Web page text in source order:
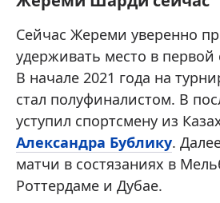
Сейчас Жереми уверенно
удерживать место в первой
В начале 2021 года на
стал полуфиналистом. В
уступил спортсмену из
Александра Бублику.
матчи в состязаниях в
Роттердаме и Дубае.